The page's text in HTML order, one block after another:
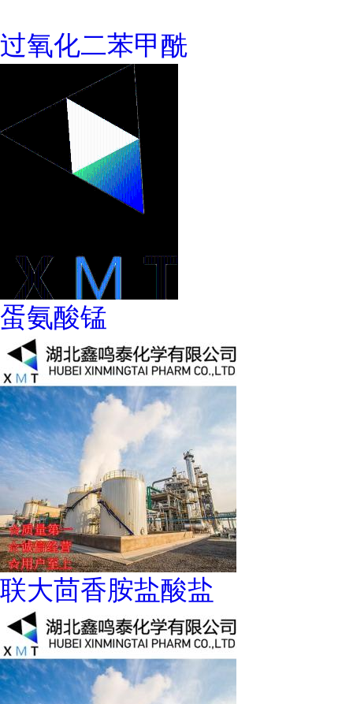
过氧化二苯甲酰
蛋氨酸锰
联大茴香胺盐酸盐